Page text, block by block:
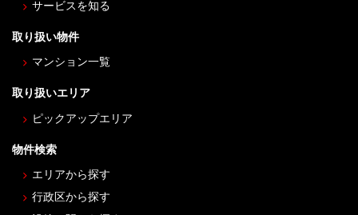
サービスを知る
取り扱い物件
マンション一覧
取り扱いエリア
ピックアップエリア
物件検索
エリアから探す
行政区から探す